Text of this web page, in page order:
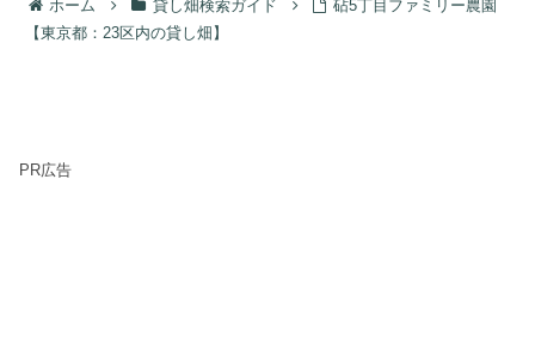
ホーム 貸し畑検索ガイド
砧5丁目ファミリー農園
【東京都：23区内の貸し畑】
PR広告